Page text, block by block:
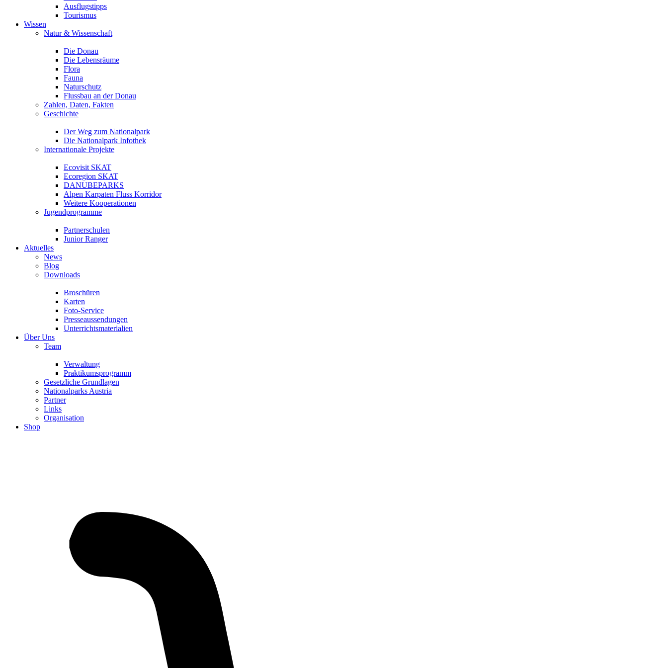
Ausflugstipps
Tourismus
Wissen
Natur & Wissenschaft
Die Donau
Die Lebensräume
Flora
Fauna
Naturschutz
Flussbau an der Donau
Zahlen, Daten, Fakten
Geschichte
Der Weg zum Nationalpark
Die Nationalpark Infothek
Internationale Projekte
Ecovisit SKAT
Ecoregion SKAT
DANUBEPARKS
Alpen Karpaten Fluss Korridor
Weitere Kooperationen
Jugendprogramme
Partnerschulen
Junior Ranger
Aktuelles
News
Blog
Downloads
Broschüren
Karten
Foto-Service
Presseaussendungen
Unterrichtsmaterialien
Über Uns
Team
Verwaltung
Praktikumsprogramm
Gesetzliche Grundlagen
Nationalparks Austria
Partner
Links
Organisation
Shop